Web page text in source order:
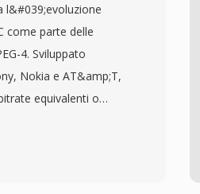
Il supporto
dando a TTA un
concorrenti.
source è distribuita
dalla
codec più recenti
l&#039;evoluzione
come parte delle
4. Sviluppato
Nokia e AT&amp;T,
equivalenti o
generalmente un file